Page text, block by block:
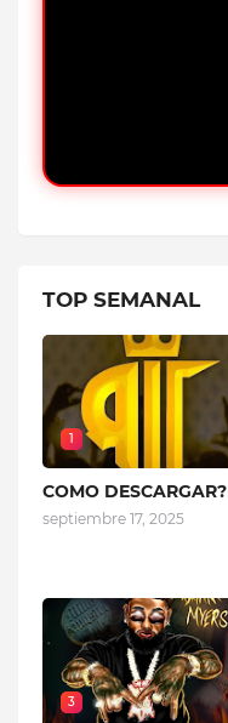
TOP SEMANAL
1
COMO DESCARGAR?
septiembre 17, 2025
3